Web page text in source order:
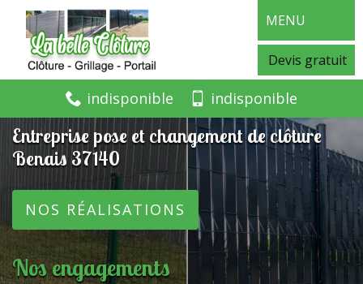
MENU
Devis gratuit
indisponible indisponible
Entreprise pose et changement de clôture
Benais 37140
NOS RÉALISATIONS
Nos engagements